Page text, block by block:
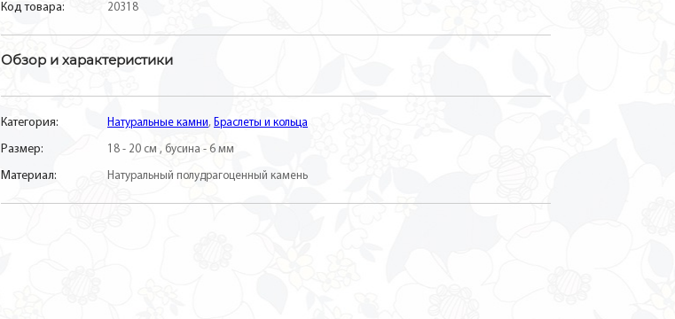
Код товара: 20318
Обзор и характеристики
Категория: Натуральные камни, Браслеты и кольца
Размер: 18 - 20 см , бусина - 6 мм
Материал: Натуральный полудрагоценный камень